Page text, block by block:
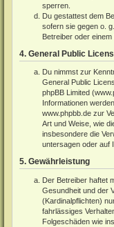
sperren.
Du gestattest dem
sofern sie gegen o.
Betreiber oder
4. General Public
Du nimmst zur
General Public
phpBB Limited (
Informationen
www.phpbb.de zur
Art und Weise, wie
insbesondere die
untersagen oder auf
5. Gewährleistung
Der Betreiber haftet
Gesundheit und der
(Kardinalpflichten)
fahrlässiges
Folgeschäden wie